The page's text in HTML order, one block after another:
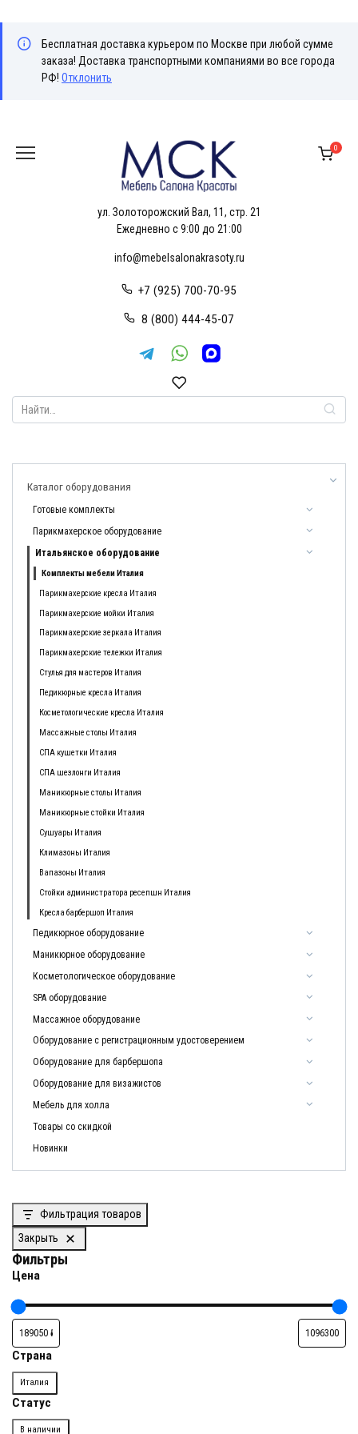
Бесплатная доставка курьером по Москве при любой сумме
заказа! Доставка транспортными компаниями во все города
РФ! Отклонить
содержанию
ул. Золоторожский Вал, 11, стр. 21
Ежедневно с 9:00 до 21:00
info@mebelsalonakrasoty.ru
+7 (925) 700-70-95
8 (800) 444-45-07
0
Search
for:
Каталог оборудования
Готовые комплекты
Парикмахерское оборудование
Итальянское оборудование
Комплекты мебели Италия
Парикмахерские кресла Италия
Парикмахерские мойки Италия
Парикмахерские зеркала Италия
Парикмахерские тележки Италия
Стулья для мастеров Италия
Педикюрные кресла Италия
Косметологические кресла Италия
Массажные столы Италия
СПА кушетки Италия
СПА шезлонги Италия
Маникюрные столы Италия
Маникюрные стойки Италия
Сушуары Италия
Климазоны Италия
Вапазоны Италия
Стойки администратора ресепшн Италия
Кресла барбершоп Италия
Педикюрное оборудование
Маникюрное оборудование
Косметологическое оборудование
SPA оборудование
Массажное оборудование
Оборудование с регистрационным удостоверением
Оборудование для барбершопа
Оборудование для визажистов
Мебель для холла
Товары со скидкой
Новинки
Фильтрация товаров
Закрыть
Фильтры
Цена
Страна
Страна
Италия
Статус
В наличии